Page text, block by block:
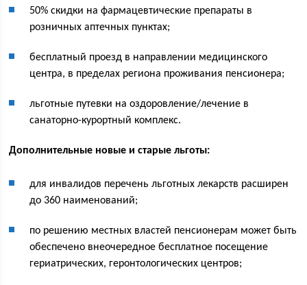
50% скидки на фармацевтические препараты в
розничных аптечных пунктах;
бесплатный проезд в направлении медицинского
центра, в пределах региона проживания пенсионера;
льготные путевки на оздоровление/лечение в
санаторно-курортный комплекс.
Дополнительные новые и старые льготы:
для инвалидов перечень льготных лекарств расширен
до 360 наименований;
по решению местных властей пенсионерам может быть
обеспечено внеочередное бесплатное посещение
гериатрических, геронтологических центров;